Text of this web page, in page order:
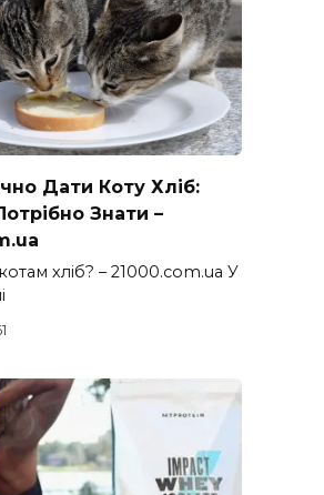
Дати Коту Хліб:
Знати –
хліб? – 21000.com.ua У